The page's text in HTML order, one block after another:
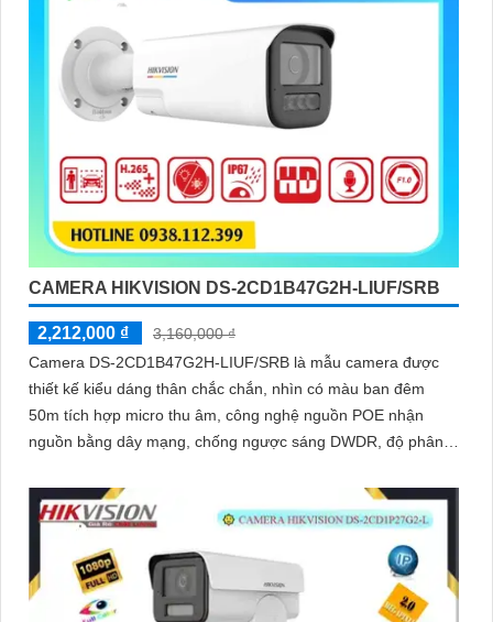
CAMERA HIKVISION DS-2CD1B47G2H-LIUF/SRB
2,212,000 ₫
3,160,000 ₫
Camera DS-2CD1B47G2H-LIUF/SRB là mẫu camera được
thiết kế kiểu dáng thân chắc chắn, nhìn có màu ban đêm
50m tích hợp micro thu âm, công nghệ nguồn POE nhận
nguồn bằng dây mạng, chống ngược sáng DWDR, độ phân